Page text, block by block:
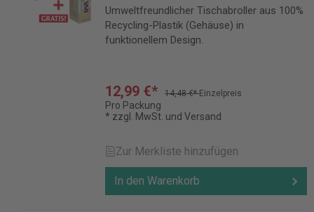
GRATIS
Umweltfreundlicher Tischabroller aus 100%
Recycling-Plastik (Gehäuse) in
funktionellem Design.
12,99 €* 14,48 €*Einzelpreis
Pro Packung
* zzgl. MwSt. und Versand
Zur Merkliste hinzufügen
In den Warenkorb